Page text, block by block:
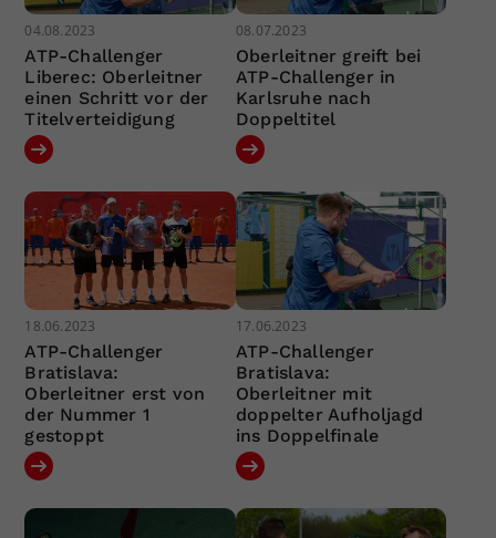
04.08.2023
ATP-Challenger
Liberec: Oberleitner
einen Schritt vor der
Titelverteidigung
08.07.2023
Oberleitner greift bei
ATP-Challenger in
Karlsruhe nach
Doppeltitel
18.06.2023
ATP-Challenger
Bratislava:
Oberleitner erst von
der Nummer 1
gestoppt
17.06.2023
ATP-Challenger
Bratislava:
Oberleitner mit
doppelter Aufholjagd
ins Doppelfinale